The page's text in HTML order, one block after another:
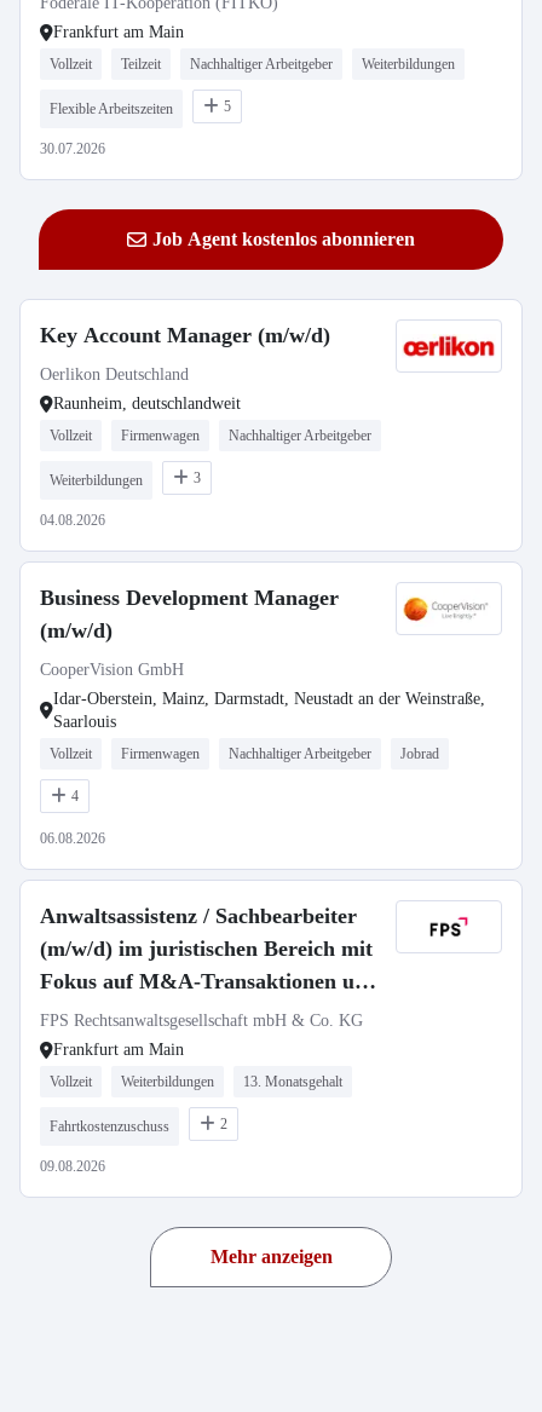
Frankfurt am Main
Vollzeit Teilzeit Nachhaltiger Arbeitgeber Weiterbildungen
Flexible Arbeitszeiten 5
30.07.2026
Job Agent kostenlos abonnieren
Key Account Manager (m/w/d)
Oerlikon Deutschland
Raunheim, deutschlandweit
Vollzeit Firmenwagen Nachhaltiger Arbeitgeber
Weiterbildungen 3
04.08.2026
Business Development Manager
(m/w/d)
CooperVision GmbH
Idar-Oberstein, Mainz, Darmstadt, Neustadt an der Weinstraße,
Saarlouis
Vollzeit Firmenwagen Nachhaltiger Arbeitgeber Jobrad
4
06.08.2026
Anwaltsassistenz / Sachbearbeiter
(m/w/d) im juristischen Bereich mit
Fokus auf M&A-Transaktionen und
Restrukturierungen
FPS Rechtsanwaltsgesellschaft mbH & Co. KG
Frankfurt am Main
Vollzeit Weiterbildungen 13. Monatsgehalt
Fahrtkostenzuschuss 2
09.08.2026
Mehr anzeigen